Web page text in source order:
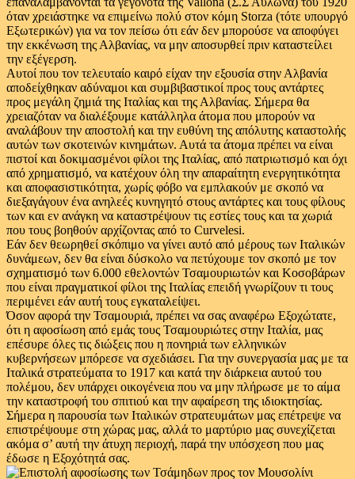
όταν χρειάστηκε να επιμείνω πολύ στον κόμη Storza (τότε υπουργό
Eξωτερικών) για να τον πείσω ότι εάν δεν μπορούσε να αποφύγει
την εκκένωση της Αλβανίας, να μην αποσυρθεί πριν καταστείλει
την εξέγερση.
Αυτοί που τον τελευταίο καιρό είχαν την εξουσία στην Αλβανία
αποδείχθηκαν αδύναμοι και συμβιβαστικοί προς τους αντάρτες
προς μεγάλη ζημιά της Ιταλίας και της Αλβανίας. Σήμερα θα
χρειαζόταν να διαλέξουμε κατάλληλα άτομα που μπορούν να
αναλάβουν την αποστολή και την ευθύνη της απόλυτης καταστολής
αυτών των σκοτεινών κινημάτων. Αυτά τα άτομα πρέπει να είναι
πιστοί και δοκιμασμένοι φίλοι της Ιταλίας, από πατριωτισμό και όχι
από χρηματισμό, να κατέχουν όλη την απαραίτητη ενεργητικότητα
και αποφασιστικότητα, χωρίς φόβο να εμπλακούν με σκοπό να
διεξαγάγουν ένα ανηλεές κυνηγητό στους αντάρτες και τους φίλους
των και εν ανάγκη να καταστρέψουν τις εστίες τους και τα χωριά
που τους βοηθούν αρχίζοντας από το Curvelesi.
Εάν δεν θεωρηθεί σκόπιμο να γίνει αυτό από μέρους των Ιταλικών
δυνάμεων, δεν θα είναι δύσκολο να πετύχουμε τον σκοπό με τον
σχηματισμό των 6.000 εθελοντών Τσαμουριωτών και Κοσοβάρων
που είναι πραγματικοί φίλοι της Ιταλίας επειδή γνωρίζουν τι τους
περιμένει εάν αυτή τους εγκαταλείψει.
Όσον αφορά την Τσαμουριά, πρέπει να σας αναφέρω Εξοχώτατε,
ότι η αφοσίωση από εμάς τους Τσαμουριώτες στην Ιταλία, μας
επέσυρε όλες τις διώξεις που η πονηριά των ελληνικών
κυβερνήσεων μπόρεσε να σχεδιάσει. Για την συνεργασία μας με τα
Ιταλικά στρατεύματα το 1917 και κατά την διάρκεια αυτού του
πολέμου, δεν υπάρχει οικογένεια που να μην πλήρωσε με το αίμα
την καταστροφή του σπιτιού και την αφαίρεση της ιδιοκτησίας.
Σήμερα η παρουσία των Ιταλικών στρατευμάτων μας επέτρεψε να
επιστρέψουμε στη χώρας μας, αλλά το μαρτύριο μας συνεχίζεται
ακόμα σ’ αυτή την άτυχη περιοχή, παρά την υπόσχεση που μας
έδωσε η Εξοχότητά σας.